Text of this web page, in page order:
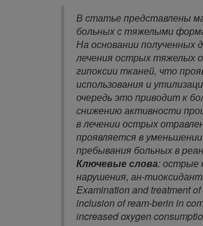
В статье представлены
больных с тяжелыми
На основании полученных
лечения острых тяжелых
гипоксии тканей, что
использования и
очередь это приводит к
снижению активности
в лечении острых
проявляется в
пребывания больных в
Ключевые слова: острые
нарушения, ан-
Examination and treatment
inclusion of ream-berin in
increased oxygen